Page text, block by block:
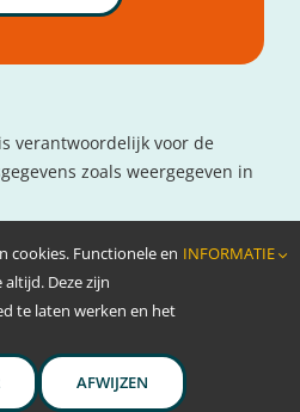
verantwoordelijk voor de
zoals weergegeven in
cookies. Functionele en
Deze zijn
te laten werken en het
INFORMATIE
AFWIJZEN